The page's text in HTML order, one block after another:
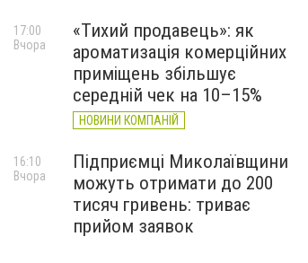
«Тихий продавець»: як
ароматизація комерційних
приміщень збільшує
середній чек на 10–15%
НОВИНИ КОМПАНІЙ
17:00
Вчора
Підприємці Миколаївщини
можуть отримати до 200
тисяч гривень: триває
прийом заявок
16:10
Вчора